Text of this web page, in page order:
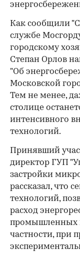
Как сообщили
службе
городскому
Степан Орлов
"Об
Московской
Тем не менее,
столице
интенсивного
технологий.
Принявший
директор ГУП
застройки
рассказал, что
технологий,
расход
промышленных
частности, при